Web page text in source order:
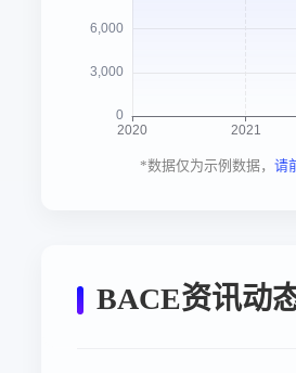
*数据仅为示例数据， 请
BACE资讯动